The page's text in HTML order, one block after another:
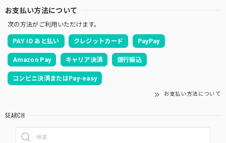
お支払い方法について
次の方法がご利用いただけます。
PAY ID あと払い クレジットカード PayPay
Amazon Pay キャリア決済 銀行振込
コンビニ決済またはPay-easy
お支払い方法について
SEARCH